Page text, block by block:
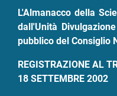
L'Almanacco della
dall'Unità
pubblico del Consiglio
REGISTRAZIONE AL
18 SETTEMBRE 2002